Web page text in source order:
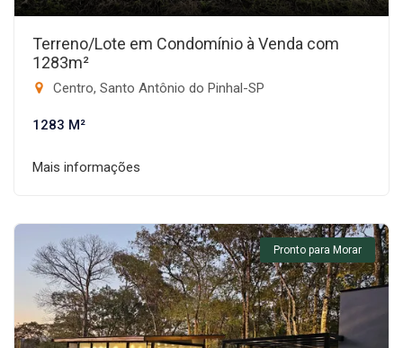
Terreno/Lote em Condomínio à Venda com
1283m²
Centro, Santo Antônio do Pinhal-SP
1283 M²
Mais informações
Pronto para Morar